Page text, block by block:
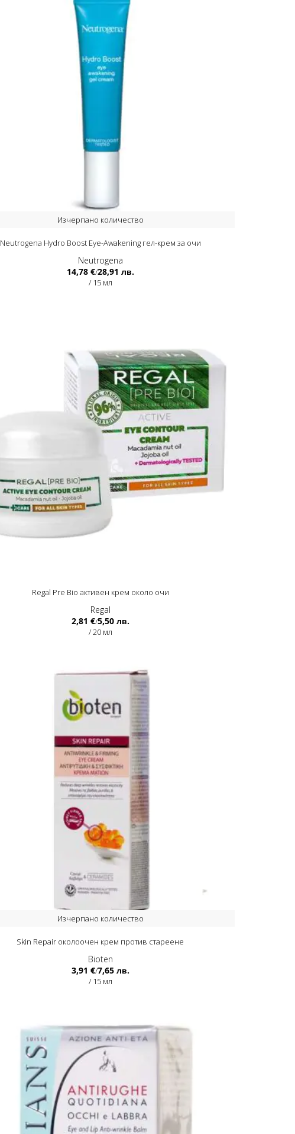
Изчерпано количество
Neutrogena Hydro Boost Еye-Аwakening гел-крем за очи
Neutrogena
14,78 €/28,91 лв.
/ 15 мл
Regal Pre Bio активен крем около очи
Regal
2,81 €/5,50 лв.
/ 20 мл
Изчерпано количество
Skin Repair околоочен крем против стареене
Bioten
3,91 €/7,65 лв.
/ 15 мл